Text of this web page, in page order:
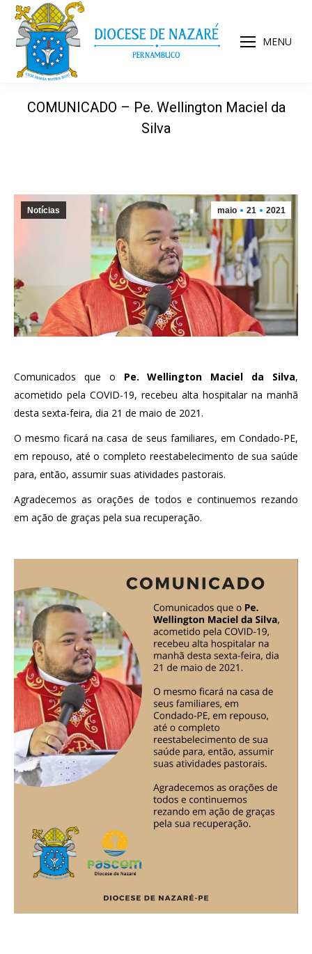
MENU
COMUNICADO – Pe. Wellington Maciel da
Silva
maio 21 2021
Notícias
Comunicados que o Pe. Wellington Maciel da Silva,
acometido pela COVID-19, recebeu alta hospitalar na manhã
desta sexta-feira, dia 21 de maio de 2021.
O mesmo ficará na casa de seus familiares, em Condado-PE,
em repouso, até o completo reestabelecimento de sua saúde
para, então, assumir suas atividades pastorais.
Agradecemos as orações de todos e continuemos rezando
em ação de graças pela sua recuperação.